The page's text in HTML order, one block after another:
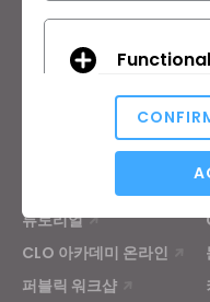
다운로드
튜토리얼
CLO 아카데미 온라인
퍼블릭 워크샵
Functional
Analytical
Targeting